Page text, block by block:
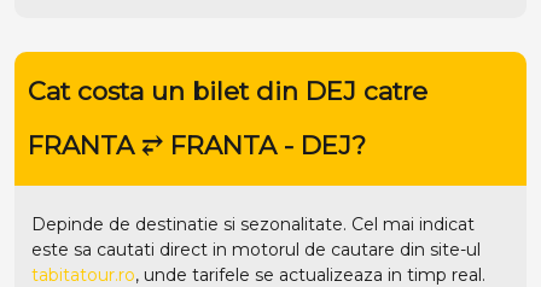
Cat costa un bilet din DEJ catre
FRANTA ⥂ FRANTA - DEJ?
Depinde de destinatie si sezonalitate. Cel mai indicat
este sa cautati direct in motorul de cautare din site-ul
tabitatour.ro, unde tarifele se actualizeaza in timp real.